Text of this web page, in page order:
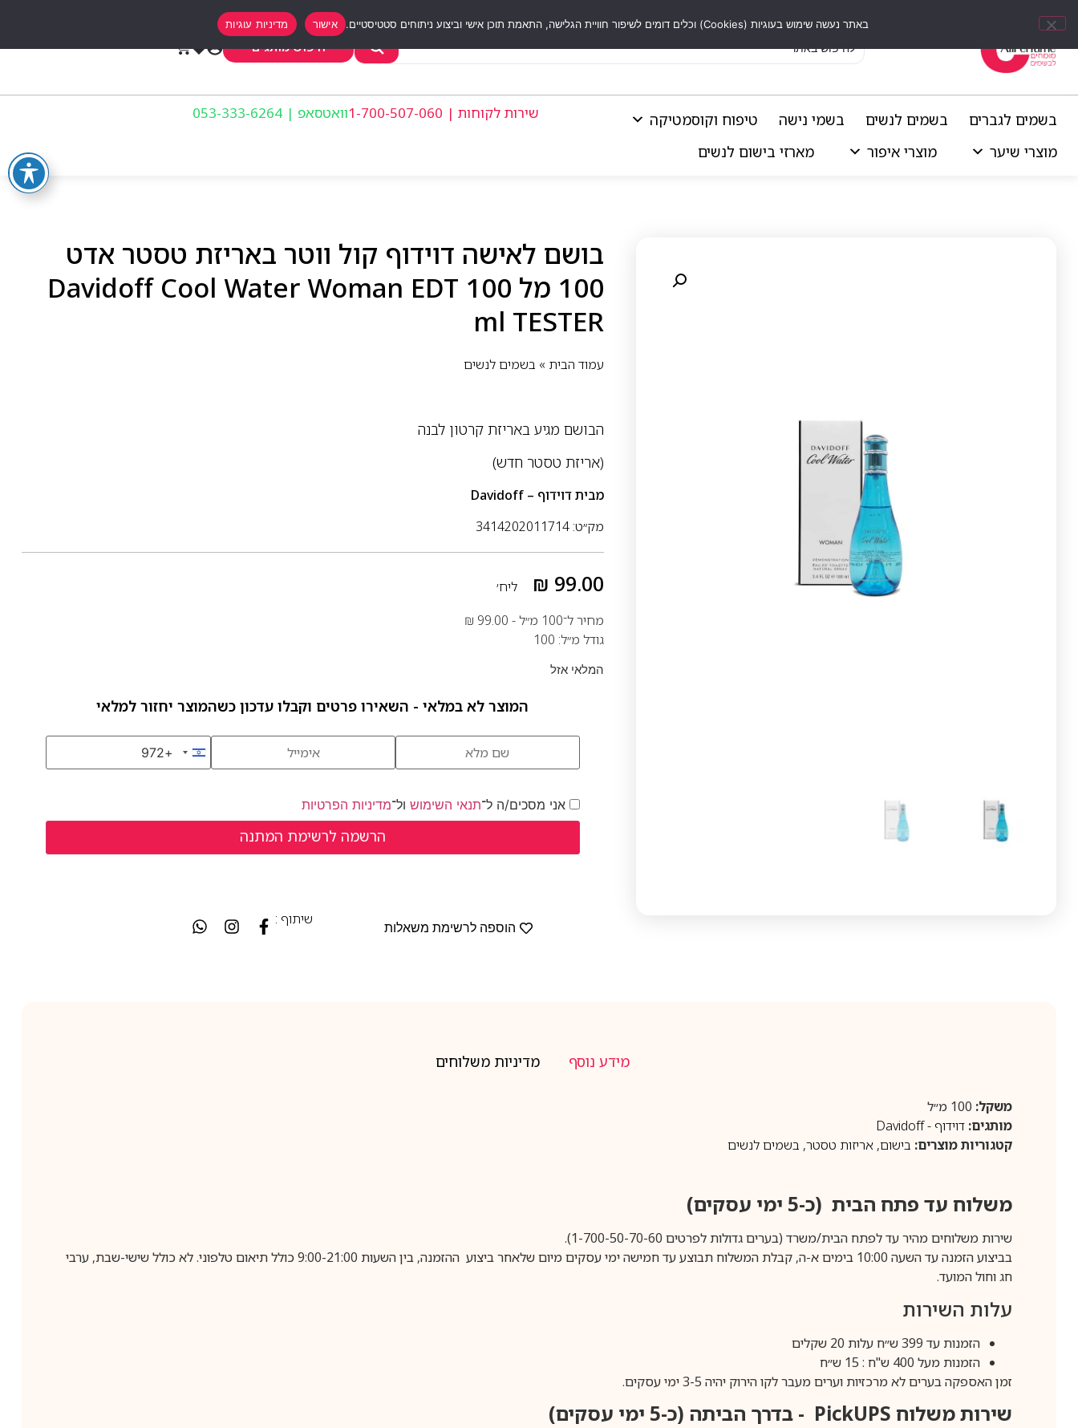
חיפוש מותגים
בשמים לגברים בשמים לנשים בשמי נישה
טיפוח וקוסמטיקה
מוצרי שיער
מוצרי איפור מארזי בישום לנשים
שירות לקוחות | 1-700-507-060 וואטסאפ | 053-333-6264
בושם לאישה דוידוף קול ווטר באריזת טסטר אדט
100 מל Davidoff Cool Water Woman EDT 100
ml TESTER
עמוד הבית » בשמים לנשים
הבושם מגיע באריזת קרטון לבנה
(אריזת טסטר חדש)
מביתדוידוף – Davidoff
מק״ט: 3414202011714
₪ 99.00
ליח׳
מחיר ל־100 מ״ל -
₪ 99.00
גודל מ״ל: 100
המלאי אזל
המוצר לא במלאי - השאירו פרטים וקבלו עדכון כשהמוצר יחזור למלאי
Israel +972
+972
אני מסכים/ה ל־תנאי השימוש ול־מדיניות הפרטיות
הוספה לרשימת משאלות
שיתוף :
מידע נוסף מדיניות משלוחים
משקל:
מותגים: דוידוף - Davidoff
קטגוריות מוצרים: בישום, אריזות טסטר, בשמים לנשים
משלוח עד פתח הבית (כ-5 ימי עסקים)
שירות משלוחים מהיר עד לפתח הבית/משרד (בערים גדולות לפרטים 1-700-50-70-60).
בביצוע הזמנה עד השעה 10:00 בימים א-ה, קבלת המשלוח תבוצע עד חמישה ימי עסקים מיום שלאחר ביצוע ההזמנה, בין השעות 9:00-21:00 כולל תיאום טלפוני. לא כולל שישי-שבת, ערבי
חג וחול המועד.
עלות השירות
הזמנות עד 399 ש״ח עלות 20 שקלים
הזמנות מעל 400 ש"ח : 15 ש״ח
זמן האספקה בערים לא מרכזיות וערים מעבר לקו הירוק יהיה 3-5 ימי עסקים.
שירות משלוח PickUPS - בדרך הביתה (כ-5 ימי עסקים)
באתר נעשה שימוש בעוגיות (Cookies) וכלים דומים לשיפור חוויית הגלישה, התאמת תוכן אישי וביצוע ניתוחים סטטיסטיים. אישור מדיניות עוגיות